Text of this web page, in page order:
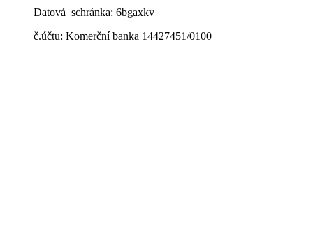
Datová schránka: 6bgaxkv
č.účtu: Komerční banka 14427451/0100